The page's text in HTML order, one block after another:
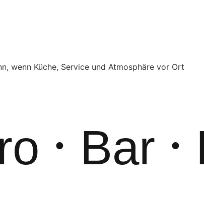
wenn Küche, Service und Atmosphäre vor Ort
• Bar •